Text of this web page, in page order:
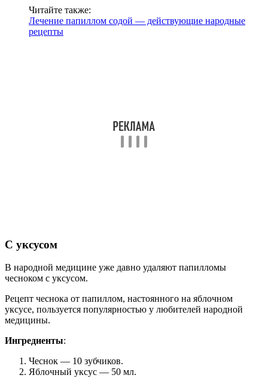
Читайте также:
Лечение папиллом содой — действующие народные
рецепты
С уксусом
В народной медицине уже давно удаляют папилломы
чесноком с уксусом.
Рецепт чеснока от папиллом, настоянного на яблочном
уксусе, пользуется популярностью у любителей народной
медицины.
Ингредиенты:
Чеснок — 10 зубчиков.
Яблочный уксус — 50 мл.